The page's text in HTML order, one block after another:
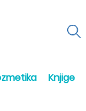
Knjige